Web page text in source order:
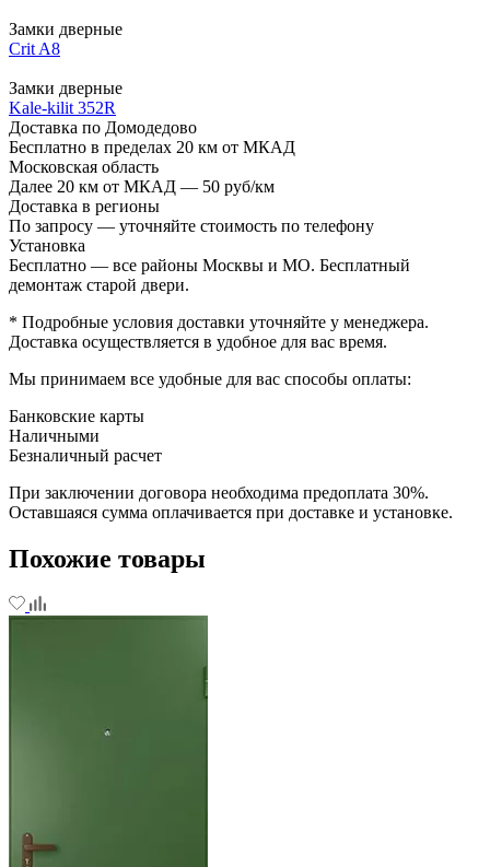
Замки дверные
Crit A8
Замки дверные
Kale-kilit 352R
Доставка по Домодедово
Бесплатно в пределах 20 км от МКАД
Московская область
Далее 20 км от МКАД — 50 руб/км
Доставка в регионы
По запросу — уточняйте стоимость по телефону
Установка
Бесплатно — все районы Москвы и МО. Бесплатный
демонтаж старой двери.
* Подробные условия доставки уточняйте у менеджера.
Доставка осуществляется в удобное для вас время.
Мы принимаем все удобные для вас способы оплаты:
Банковские карты
Наличными
Безналичный расчет
При заключении договора необходима предоплата 30%.
Оставшаяся сумма оплачивается при доставке и установке.
Похожие товары